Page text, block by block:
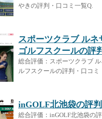
やきの評判・口コミ一覧Q.
スポーツクラブ ルネ
ゴルフスクールの評
総合評価：スポーツクラブ
ルフスクールの評判・口コミ
inGOLF北池袋の評
総合評価：inGOLF北池袋の